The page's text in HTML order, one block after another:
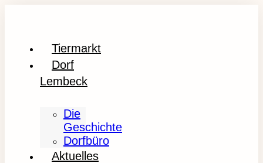
Tiermarkt
Dorf
Lembeck
Die
Geschichte
Dorfbüro
Aktuelles